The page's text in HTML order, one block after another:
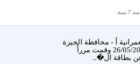
أ - محافظة الجيزة
وذلك بتاريخ 26/05/2019 وقمت مرراً
بطاقة ال�..